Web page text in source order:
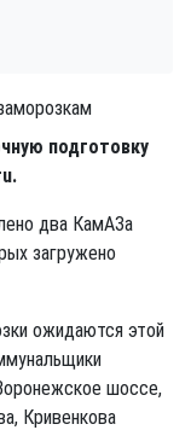
подготовку
два КамАЗа
загружено
ожидаются этой
шоссе,
Кривенкова